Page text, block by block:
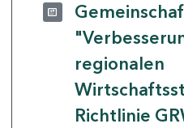
regionalen
Richtlinie